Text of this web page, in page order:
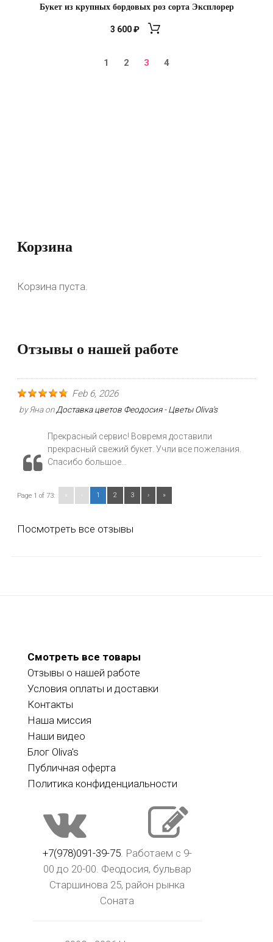
Букет из крупных бордовых роз сорта Эксплорер
3 600₽
1 2 3 4
Корзина
Корзина пуста.
Отзывы о нашей работе
Feb 6, 2026
byЯнаon Доставка цветов Феодосия - Цветы Oliva's
Прекрасный сервис! Вовремя доставили
прекрасный свежий букет. Учли все пожелания.
Спасибо большое...
Page 1 of 73: 1 2 3 › »
Посмотреть все отзывы
Смотреть все товары
Отзывы о нашей работе
Условия оплаты и доставки
Контакты
Наша миссия
Наши видео
Блог Oliva's
Публичная оферта
Политика конфиденциальности
+7(978)091-39-75. Работаем с 9-
00 до 20-00. Феодосия, бульвар
Старшинова 25, район рынка
Соната